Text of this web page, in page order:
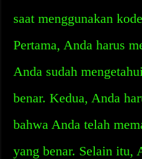
saat menggunakan
Pertama, Anda harus
Anda sudah
benar. Kedua, Anda
bahwa Anda telah
yang benar. Selain itu,